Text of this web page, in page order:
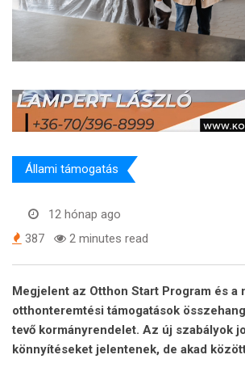
Állami támogatás
12 hónap ago
387
2 minutes read
Megjelent az Otthon Start Program és a
otthonteremtési támogatások
tevő kormányrendelet. Az új szabályok
könnyítéseket jelentenek, de akad